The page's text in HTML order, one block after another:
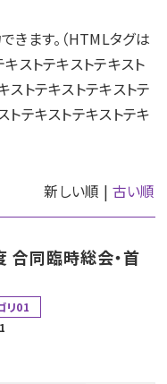
ます。（HTMLタグは
ストテキストテキスト
ストテキストテキストテ
トテキストテキストテキ
新しい順 | 古い順
合同臨時総会・首
リ01